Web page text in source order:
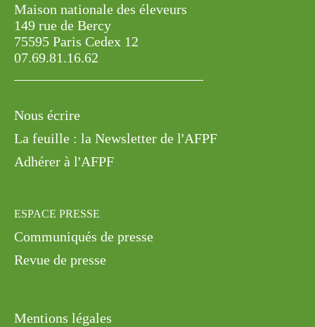
Maison nationale des éleveurs
149 rue de Bercy
75595 Paris Cedex 12
07.69.81.16.62
Nous écrire
La feuille : la Newsletter de l'AFPF
Adhérer à l'AFPF
ESPACE PRESSE
Communiqués de presse
Revue de presse
Mentions légales